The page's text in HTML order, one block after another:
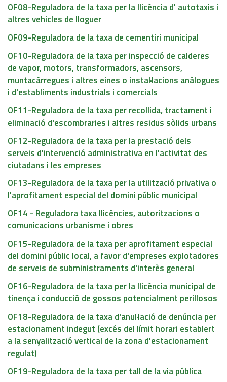
OF08-Reguladora de la taxa per la llicència d' autotaxis i
altres vehicles de lloguer
OF09-Reguladora de la taxa de cementiri municipal
OF10-Reguladora de la taxa per inspecció de calderes
de vapor, motors, transformadors, ascensors,
muntacàrregues i altres eines o instal·lacions anàlogues
i d'establiments industrials i comercials
OF11-Reguladora de la taxa per recollida, tractament i
eliminació d'escombraries i altres residus sòlids urbans
OF12-Reguladora de la taxa per la prestació dels
serveis d'intervenció administrativa en l'activitat des
ciutadans i les empreses
OF13-Reguladora de la taxa per la utilització privativa o
l'aprofitament especial del domini públic municipal
OF14 - Reguladora taxa llicències, autoritzacions o
comunicacions urbanisme i obres
OF15-Reguladora de la taxa per aprofitament especial
del domini públic local, a favor d'empreses explotadores
de serveis de subministraments d'interès general
OF16-Reguladora de la taxa per la llicència municipal de
tinença i conducció de gossos potencialment perillosos
OF18-Reguladora de la taxa d'anul·lació de denúncia per
estacionament indegut (excés del límit horari establert
a la senyalització vertical de la zona d'estacionament
regulat)
OF19-Reguladora de la taxa per tall de la via pública